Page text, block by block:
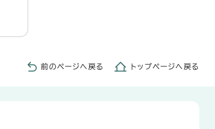
前のページへ戻る トップページへ戻る